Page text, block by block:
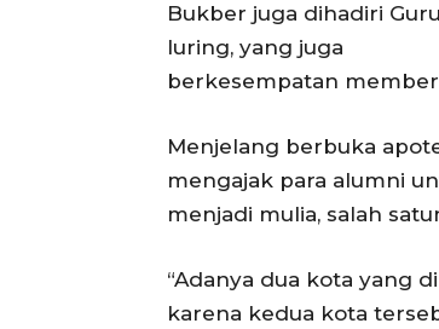
Bukber juga dihadiri
luring, yang juga
berkesempatan
Menjelang berbuka
mengajak para alumni
menjadi mulia, salah
“Adanya dua kota yang
karena kedua kota